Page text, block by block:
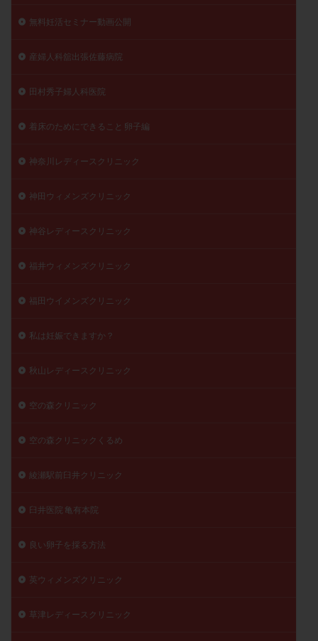
無料妊活セミナー動画公開
産婦人科舘出張佐藤病院
田村秀子婦人科医院
着床のためにできること 卵子編
神奈川レディースクリニック
神田ウィメンズクリニック
神谷レディースクリニック
福井ウィメンズクリニック
福田ウイメンズクリニック
私は妊娠できますか？
秋山レディースクリニック
空の森クリニック
空の森クリニックくるめ
綾瀬駅前臼井クリニック
臼井医院 亀有本院
良い卵子を採る方法
英ウィメンズクリニック
草津レディースクリニック